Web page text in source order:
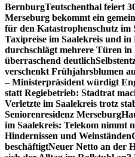
BernburgTeutschenthal feiert
Merseburg bekommt ein
für den Katastrophenschutz im
Taxipreise im Saalekreis und in
durchschlägt mehrere Türen in
überraschend deutlich
verschenkt Frühjahrsblumen
– Ministerpräsident würdigt
statt Regiebetrieb: Stadtrat
Verletzte im Saalekreis trotz
Seniorenresidenz Merseburg
im Saalekreis: Telekom nimmt
Hindernissen und Weinständen
beschäftigtNeuer Netto an der